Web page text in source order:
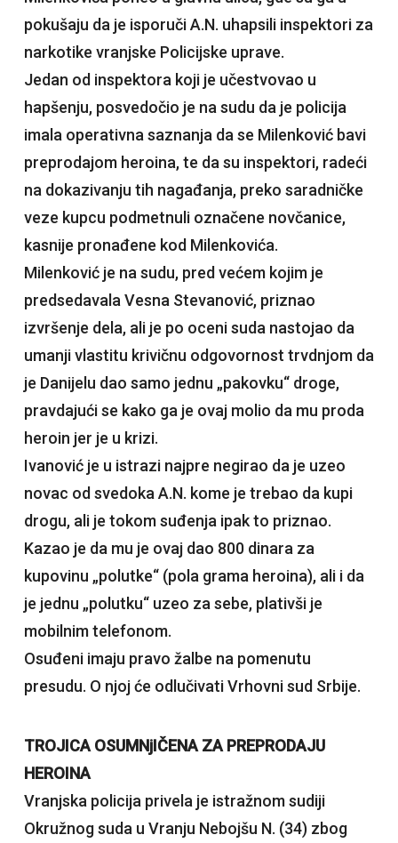
pokušaju da je isporuči A.N. uhapsili inspektori za
narkotike vranjske Policijske uprave.
Jedan od inspektora koji je učestvovao u
hapšenju, posvedočio je na sudu da je policija
imala operativna saznanja da se Milenković bavi
preprodajom heroina, te da su inspektori, radeći
na dokazivanju tih nagađanja, preko saradničke
veze kupcu podmetnuli označene novčanice,
kasnije pronađene kod Milenkovića.
Milenković je na sudu, pred većem kojim je
predsedavala Vesna Stevanović, priznao
izvršenje dela, ali je po oceni suda nastojao da
umanji vlastitu krivičnu odgovornost trvdnjom da
je Danijelu dao samo jednu „pakovku“ droge,
pravdajući se kako ga je ovaj molio da mu proda
heroin jer je u krizi.
Ivanović je u istrazi najpre negirao da je uzeo
novac od svedoka A.N. kome je trebao da kupi
drogu, ali je tokom suđenja ipak to priznao.
Kazao je da mu je ovaj dao 800 dinara za
kupovinu „polutke“ (pola grama heroina), ali i da
je jednu „polutku“ uzeo za sebe, plativši je
mobilnim telefonom.
Osuđeni imaju pravo žalbe na pomenutu
presudu. O njoj će odlučivati Vrhovni sud Srbije.
TROJICA OSUMNjIČENA ZA PREPRODAJU
HEROINA
Vranjska policija privela je istražnom sudiji
Okružnog suda u Vranju Nebojšu N. (34) zbog